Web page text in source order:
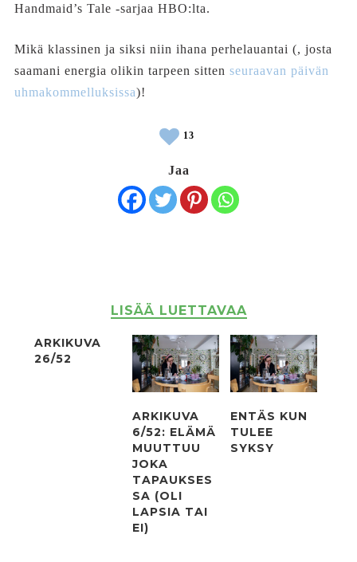
Handmaid’s Tale -sarjaa HBO:lta.
Mikä klassinen ja siksi niin ihana perhelauantai (, josta
saamani energia olikin tarpeen sitten seuraavan päivän
uhmakommelluksissa)!
13
Jaa
LISÄÄ LUETTAVAA
ARKIKUVA
26/52
ARKIKUVA
6/52: ELÄMÄ
MUUTTUU
JOKA
TAPAUKSES
SA (OLI
LAPSIA TAI
EI)
ENTÄS KUN
TULEE
SYKSY